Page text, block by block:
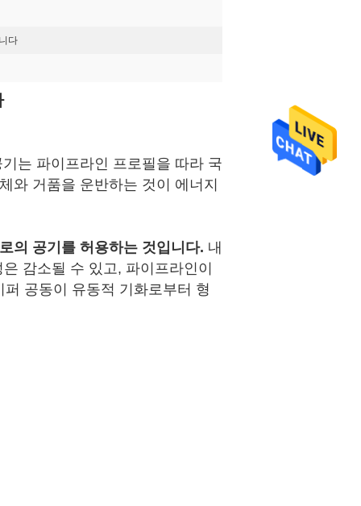
다
는 파이프라인 프로필을 따라 국
와 거품을 운반하는 것이 에너지
의 공기를 허용하는 것입니다. 내
감소될 수 있고, 파이프라인이
공동이 유동적 기화로부터 형